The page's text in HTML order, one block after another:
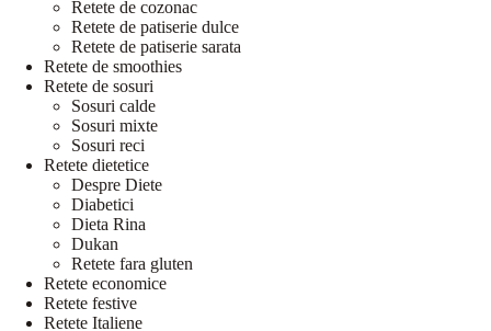
Retete de cozonac
Retete de patiserie dulce
Retete de patiserie sarata
Retete de smoothies
Retete de sosuri
Sosuri calde
Sosuri mixte
Sosuri reci
Retete dietetice
Despre Diete
Diabetici
Dieta Rina
Dukan
Retete fara gluten
Retete economice
Retete festive
Retete Italiene